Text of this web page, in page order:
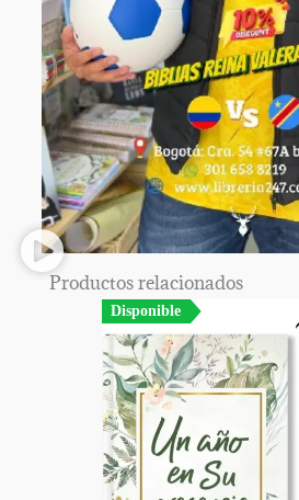
Productos relacionados
Disponible